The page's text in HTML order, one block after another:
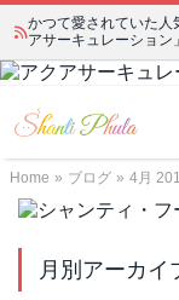
かつて愛されていた人
アサーキュレーショ
Home » ブログ » 4月
月別アーカイ